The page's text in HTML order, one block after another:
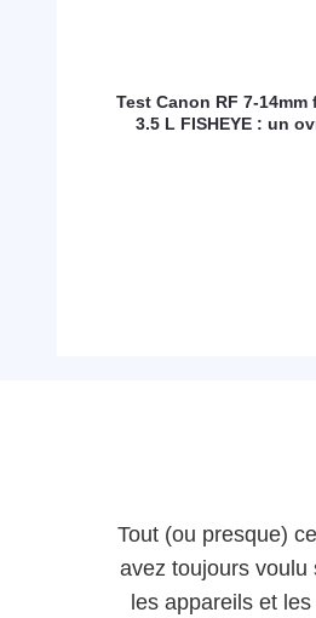
Test Canon RF 7-14mm
3.5 L FISHEYE : un
Tout (ou presque)
avez toujours voulu
les appareils et